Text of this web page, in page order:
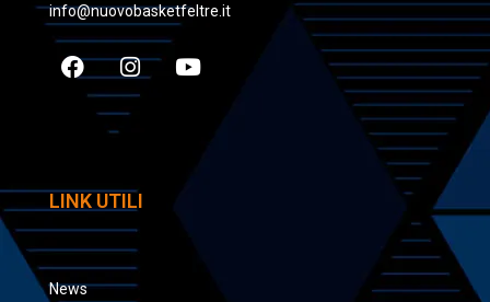
info@nuovobasketfeltre.it
LINK UTILI
News